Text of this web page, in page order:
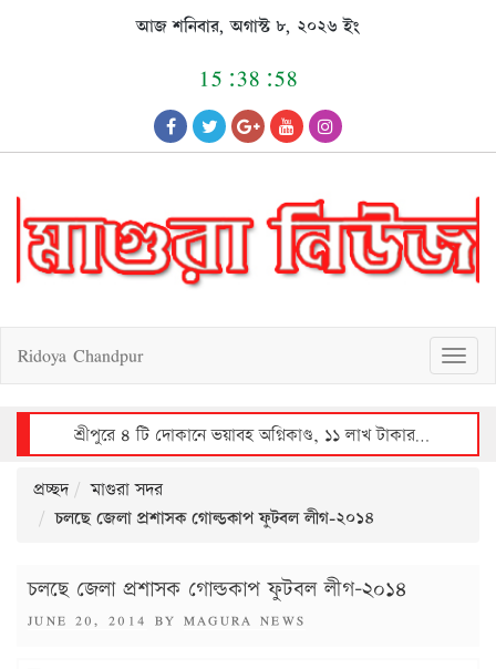
আজ শনিবার, অগাস্ট ৮, ২০২৬ ইং
15:38:59
T
o
g
g
l
a
t
Ridoya Chandpur
শ্রীপুরে ভয়াবহ অগ্নিকাণ্ডে ৩০ লাখ টাকার ক্ষয়ক্ষতি
প্রচ্ছদ
মাগুরা সদর
চলছে জেলা প্রশাসক গোল্ডকাপ ফুটবল লীগ-২০১৪
চলছে জেলা প্রশাসক গোল্ডকাপ ফুটবল লীগ-২০১৪
POSTED
JUNE 20, 2014 BY MAGURA NEWS